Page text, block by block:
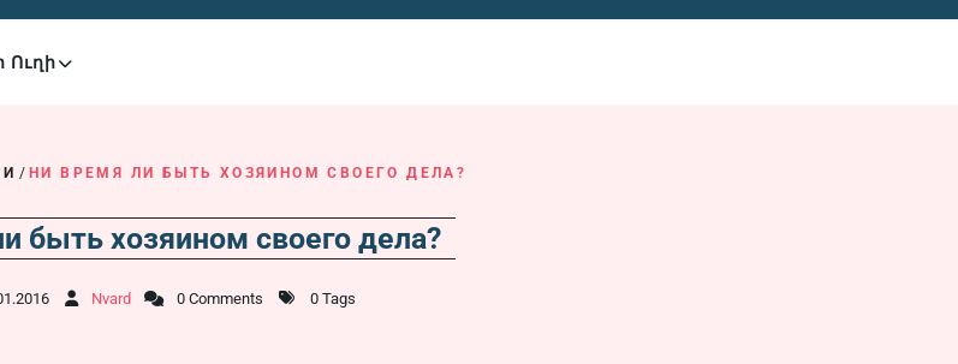
Ուղի
/ НИ ВРЕМЯ ЛИ БЫТЬ ХОЗЯИНОМ СВОЕГО ДЕЛА?
быть хозяином своего дела?
Nvard 0 Comments 0 Tags